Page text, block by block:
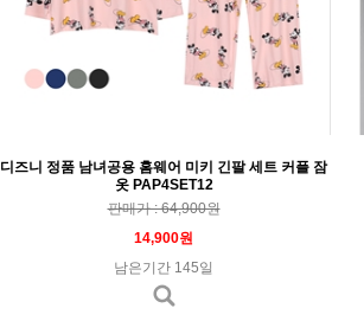
디즈니 정품 남녀공용 홈웨어 미키 긴팔 세트 커플 잠
옷 PAP4SET12
판매가 : 64,900원
14,900원
남은기간 145일